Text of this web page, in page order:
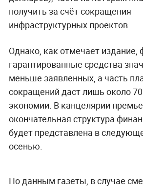
получить за счёт сокращения
инфраструктурных проектов.
Однако, как отмечает издание,
гарантированные средства
меньше заявленных, а часть
сокращений даст лишь около
экономии. В канцелярии
окончательная структура
будет представлена в
осенью.
По данным газеты, в случае